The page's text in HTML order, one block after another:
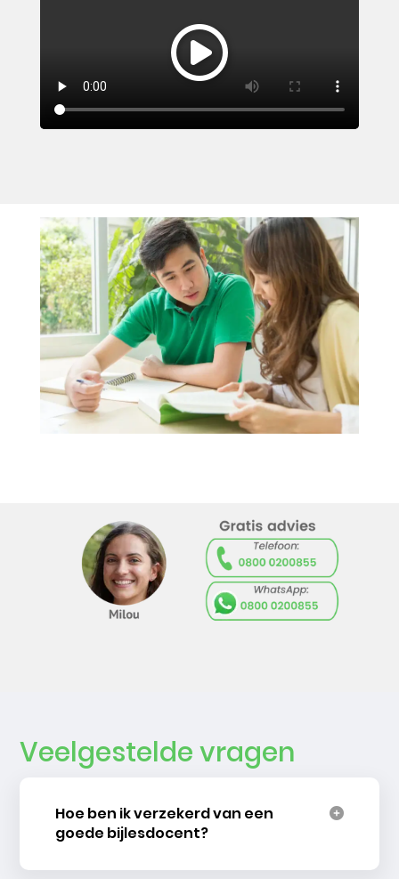
Veelgestelde vragen
Hoe ben ik verzekerd van een
goede bijlesdocent?